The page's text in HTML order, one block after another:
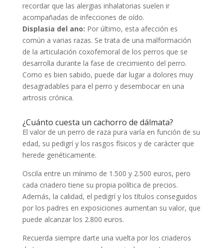
recordar que las alergias inhalatorias suelen ir
acompañadas de infecciones de oído.
Displasia del ano: Por último, esta afección es
común a varias razas. Se trata de una malformación
de la articulación coxofemoral de los perros que se
desarrolla durante la fase de crecimiento del perro.
Como es bien sabido, puede dar lugar a dolores muy
desagradables para el perro y desembocar en una
artrosis crónica.
¿Cuánto cuesta un cachorro de dálmata?
El valor de un perro de raza pura varía en función de su
edad, su pedigrí y los rasgos físicos y de carácter que
herede genéticamente.
Oscila entre un mínimo de 1.500 y 2.500 euros, pero
cada criadero tiene su propia política de precios.
Además, la calidad, el pedigrí y los títulos conseguidos
por los padres en exposiciones aumentan su valor, que
puede alcanzar los 2.800 euros.
Recuerda siempre darte una vuelta por los criaderos